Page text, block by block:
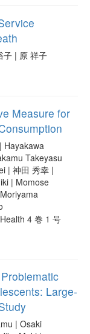
子 | 原 祥子
Measure for
Hayakawa
Takeyasu
| 神田 秀幸 |
| Momose
4 巻 1 号
Large-
| Osaki